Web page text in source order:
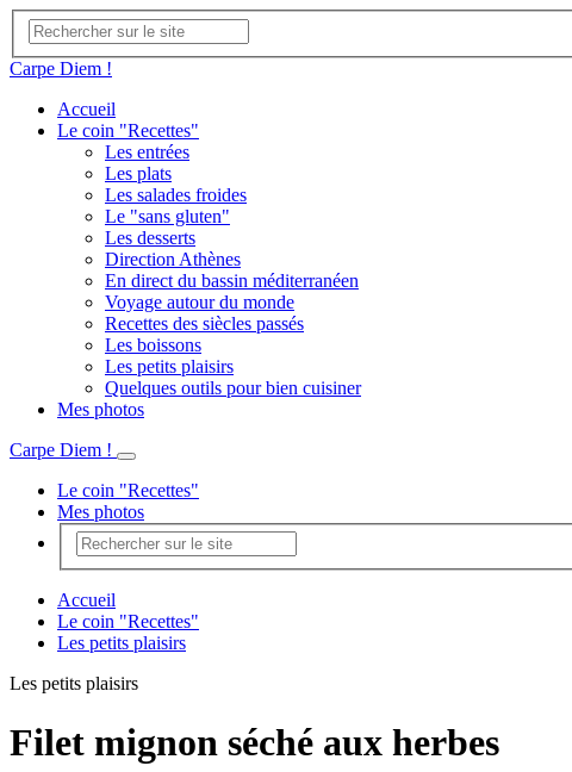
Carpe Diem !
Accueil
Le coin "Recettes"
Les entrées
Les plats
Les salades froides
Le "sans gluten"
Les desserts
Direction Athènes
En direct du bassin méditerranéen
Voyage autour du monde
Recettes des siècles passés
Les boissons
Les petits plaisirs
Quelques outils pour bien cuisiner
Mes photos
Carpe Diem !
Le coin "Recettes"
Mes photos
Accueil
Le coin "Recettes"
Les petits plaisirs
Les petits plaisirs
Filet mignon séché aux herbes